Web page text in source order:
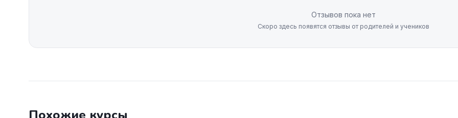
Отзывов пока нет
Скоро здесь появятся отзывы от родителей и учеников